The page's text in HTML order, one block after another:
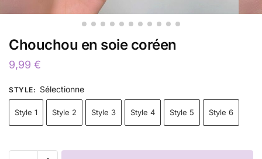
Chouchou en soie coréen
9,99 €
STYLE: Sélectionne
Style 1 Style 2 Style 3 Style 4 Style 5 Style 6